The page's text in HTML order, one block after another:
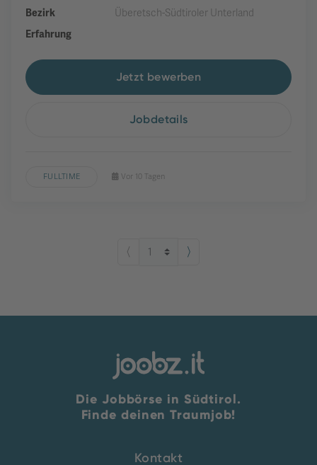
Bezirk
Überetsch-Südtiroler Unterland
Erfahrung
Jetzt bewerben
Jobdetails
FULLTIME Vor 10 Tagen
⟨ ⟩
Die Jobbörse in Südtirol.
Finde deinen Traumjob!
Kontakt